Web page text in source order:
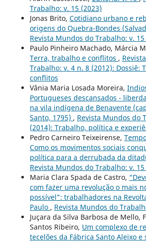
Trabalho: v. 15 (2023)
Jonas Brito, Cotidiano urbano e
origens do Quebra-Bondes
Revista Mundos do Trabalho: v. 15
Paulo Pinheiro Machado, Márcia
Terra, trabalho e conflitos ,
Trabalho: v. 4 n. 8 (2012): Dossiê:
conflitos
Vânia Maria Losada Moreira,
Portugueses descansados -
na vila indígena de Benavente
Santo, 1795) , Revista Mundos do
(2014): Trabalho, política e
Pedro Carneiro Teixeirense,
Como os movimentos sociais
política para a derrubada da
Revista Mundos do Trabalho: v. 15
Maria Clara Spada de Castro,
com fazer uma revolução o mais
possível”: trabalhadores na
Paulo , Revista Mundos do
Juçara da Silva Barbosa de Mello,
Santos Ribeiro, Um complexo de
tecelões da Fábrica Santo Aleixo e